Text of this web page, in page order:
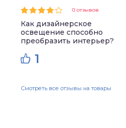
0 отзывов
Как дизайнерское
освещение способно
преобразить интерьер?
1
Смотреть все отзывы на товары